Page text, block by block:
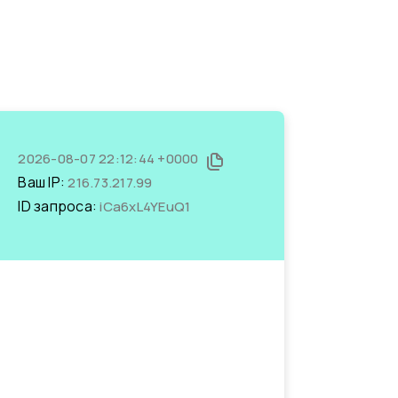
2026-08-07 22:12:44 +0000
Ваш IP:216.73.217.99
ID запроса:iCa6xL4YEuQ1